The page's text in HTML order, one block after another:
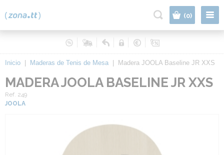
(0)
Inicio Maderas de Tenis de Mesa Madera JOOLA Baseline JR XXS
MADERA JOOLA BASELINE JR XXS
Ref. 249
JOOLA